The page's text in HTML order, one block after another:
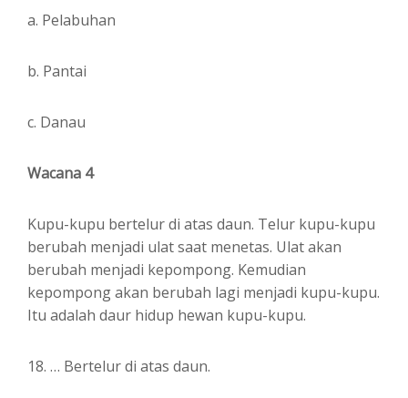
a. Pelabuhan
b. Pantai
c. Danau
Wacana 4
Kupu-kupu bertelur di atas daun. Telur kupu-kupu
berubah menjadi ulat saat menetas. Ulat akan
berubah menjadi kepompong. Kemudian
kepompong akan berubah lagi menjadi kupu-kupu.
Itu adalah daur hidup hewan kupu-kupu.
18. … Bertelur di atas daun.